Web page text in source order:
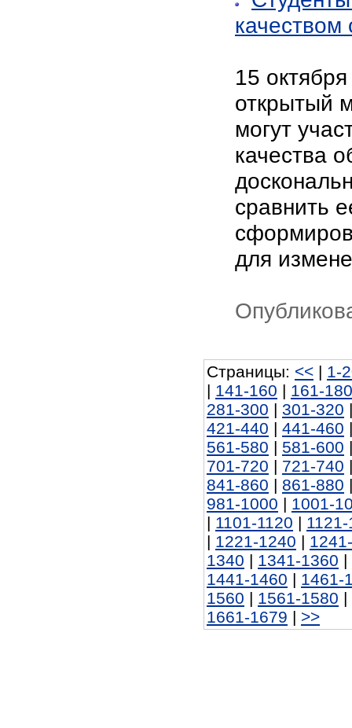
качеством
15
открытый
могут
качества
сравнить
для
Страницы: << | 1-
| 141-160 | 161-180
281-300 | 301-320 |
421-440 | 441-460 |
561-580 | 581-600 |
701-720 | 721-740 |
841-860 | 861-880 |
981-1000 | 1001-
| 1101-1120 |
| 1221-1240 |
1340 | 1341-1360 |
1441-1460 | 1461-
1560 | 1561-1580 |
1661-1679 | >>